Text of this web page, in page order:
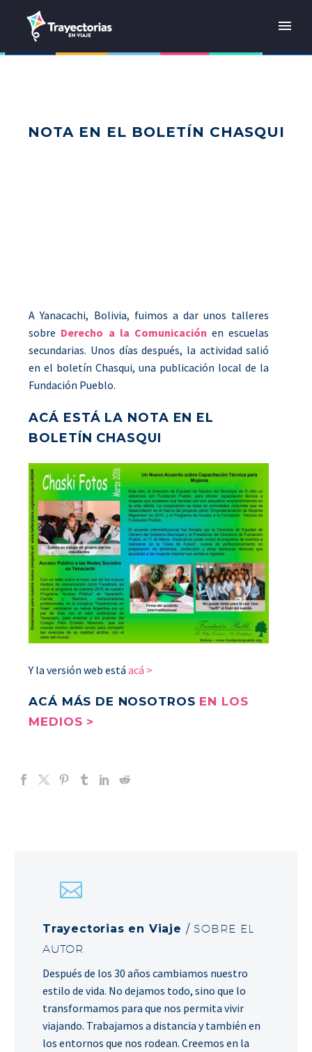
NOTA EN EL BOLETÍN CHASQUI
A Yanacachi, Bolivia, fuimos a dar unos talleres
sobre Derecho a la Comunicación en escuelas
secundarias. Unos días después, la actividad salió
en el boletín Chasqui, una publicación local de la
Fundación Pueblo.
ACÁ ESTÁ LA NOTA EN EL
BOLETÍN CHASQUI
Y la versión web estáacá >
ACÁ MÁS DE NOSOTROS EN LOS
MEDIOS >
Trayectorias en Viaje / SOBRE EL
AUTOR
Después de los 30 años cambiamos nuestro
estilo de vida. No dejamos todo, sino que lo
transformamos para que nos permita vivir
viajando. Trabajamos a distancia y también en
los entornos que nos rodean. Creemos en la